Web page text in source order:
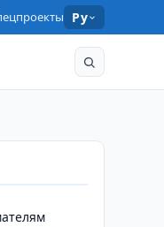
Ру